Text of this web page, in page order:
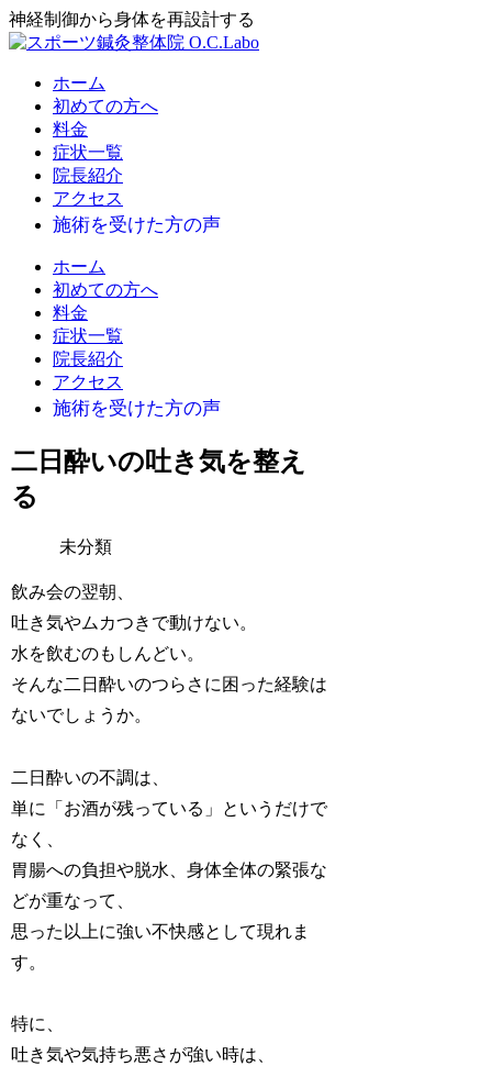
神経制御から身体を再設計する
ホーム
初めての方へ
料金
症状一覧
院長紹介
アクセス
ホーム
初めての方へ
料金
症状一覧
院長紹介
アクセス
二日酔いの吐き気を整え
る
未分類
飲み会の翌朝、
吐き気やムカつきで動けない。
水を飲むのもしんどい。
そんな二日酔いのつらさに困った経験は
ないでしょうか。
二日酔いの不調は、
単に「お酒が残っている」というだけで
なく、
胃腸への負担や脱水、身体全体の緊張な
どが重なって、
思った以上に強い不快感として現れま
す。
特に、
吐き気や気持ち悪さが強い時は、